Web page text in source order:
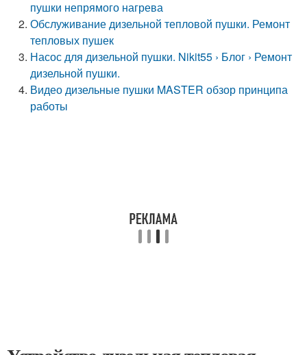
пушки непрямого нагрева
Обслуживание дизельной тепловой пушки. Ремонт
тепловых пушек
Насос для дизельной пушки. Nikit55 › Блог › Ремонт
дизельной пушки.
Видео дизельные пушки MASTER обзор принципа
работы